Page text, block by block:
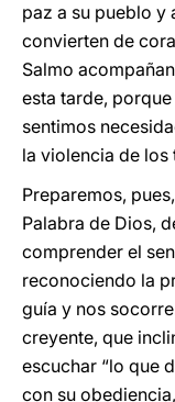
paz a su pueblo y
convierten de
Salmo
esta tarde,
sentimos
la violencia de los
Preparemos,
Palabra de Dios,
comprender el
reconociendo la
guía y nos
creyente, que
escuchar “lo que
con su